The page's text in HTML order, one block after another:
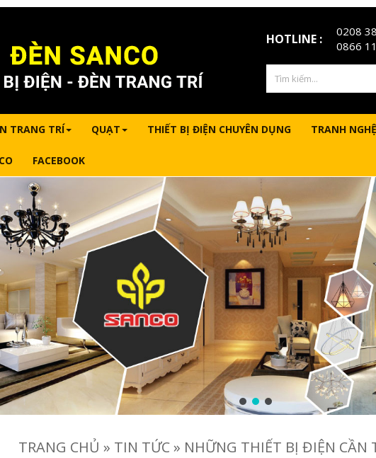
HOTLINE : 0208
0866
TRANG TRÍ QUẠT THIẾT BỊ ĐIỆN CHUYÊN DỤNG TRANH
FACEBOOK
TRANG CHỦ » TIN TỨC» NHỮNG THIẾT BỊ ĐIỆN CẦN